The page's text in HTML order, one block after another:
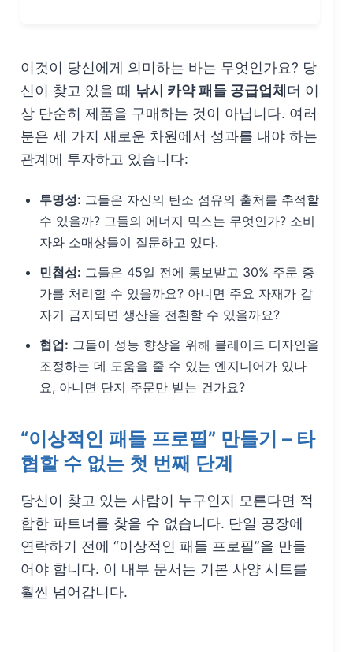
이것이 당신에게 의미하는 바는 무엇인가요? 당
신이 찾고 있을 때 낚시 카약 패들 공급업체 더 이
상 단순히 제품을 구매하는 것이 아닙니다. 여러
분은 세 가지 새로운 차원에서 성과를 내야 하는
관계에 투자하고 있습니다:
투명성: 그들은 자신의 탄소 섬유의 출처를 추적할
수 있을까? 그들의 에너지 믹스는 무엇인가? 소비
자와 소매상들이 질문하고 있다.
민첩성: 그들은 45일 전에 통보받고 30% 주문 증
가를 처리할 수 있을까요? 아니면 주요 자재가 갑
자기 금지되면 생산을 전환할 수 있을까요?
협업: 그들이 성능 향상을 위해 블레이드 디자인을
조정하는 데 도움을 줄 수 있는 엔지니어가 있나
요, 아니면 단지 주문만 받는 건가요?
“이상적인 패들 프로필” 만들기 – 타
협할 수 없는 첫 번째 단계
당신이 찾고 있는 사람이 누구인지 모른다면 적
합한 파트너를 찾을 수 없습니다. 단일 공장에
연락하기 전에 “이상적인 패들 프로필”을 만들
어야 합니다. 이 내부 문서는 기본 사양 시트를
훨씬 넘어갑니다.